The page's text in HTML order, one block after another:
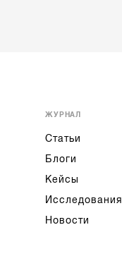
ЖУРНАЛ
Статьи
Блоги
Кейсы
Исследования
Новости